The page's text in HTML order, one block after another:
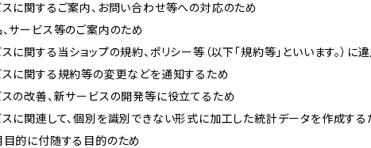
スに関するご案内、お問い合わせ等への対応のため
、サービス等のご案内のため
スに関する当ショップの規約、ポリシー等（以下「規約等」といいます。）
スに関する規約等の変更などを通知するため
スの改善、新サービスの開発等に役立てるため
スに関連して、個別を識別できない形式に加工した統計データを作成する
目的に付随する目的のため